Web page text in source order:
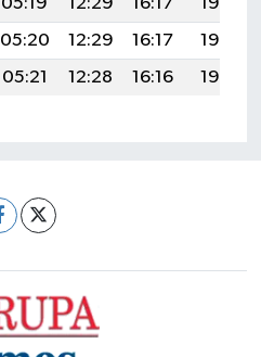
05:19 12:29 16:17
19:28
05:20 12:29 16:17
19:27
05:21 12:28 16:16 19:26